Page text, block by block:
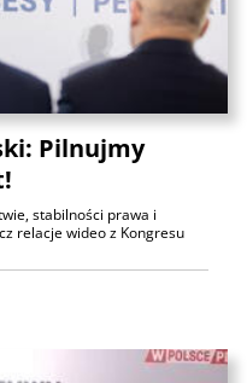
Pilnujmy
stabilności prawa i
relacje wideo z Kongresu